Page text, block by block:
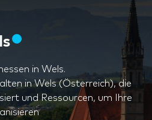
in Wels.
in Wels (Österreich), die
und Ressourcen, um Ihre